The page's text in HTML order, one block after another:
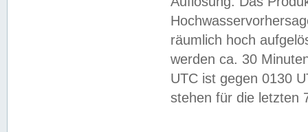
räumlich hoch
werden ca. 30
UTC ist gegen 0130
stehen für die letzten